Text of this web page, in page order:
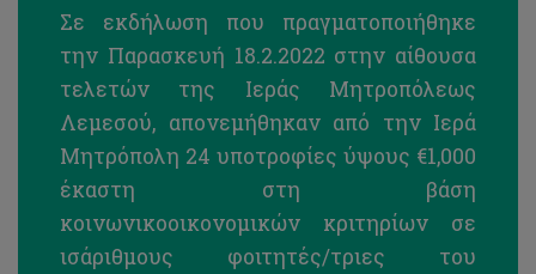
Σε εκδήλωση που πραγματοποιήθηκε
την Παρασκευή 18.2.2022 στην αίθουσα
τελετών της Ιεράς Μητροπόλεως
Λεμεσού, απονεμήθηκαν από την Ιερά
Μητρόπολη 24 υποτροφίες ύψους €1,000
έκαστη στη βάση
κοινωνικοοικονομικών κριτηρίων σε
ισάριθμους φοιτητές/τριες του